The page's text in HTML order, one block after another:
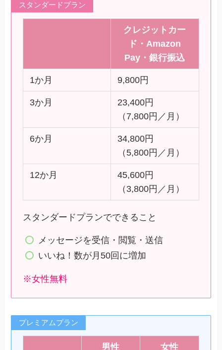
スタンダードプラン
クレジットカー
ド・Amazon
Pay・銀行振込
1か月 9,800円
3か月
23,400円
（7,800円／月）
6か月
34,800円
（5,800円／月）
12か月
45,600円
（3,800円／月）
スタンダードプランでできること
メッセージを受信・閲覧・送信
いいね！数が月50回に増加
※女性無料
プレミアムプラン
男性 女性